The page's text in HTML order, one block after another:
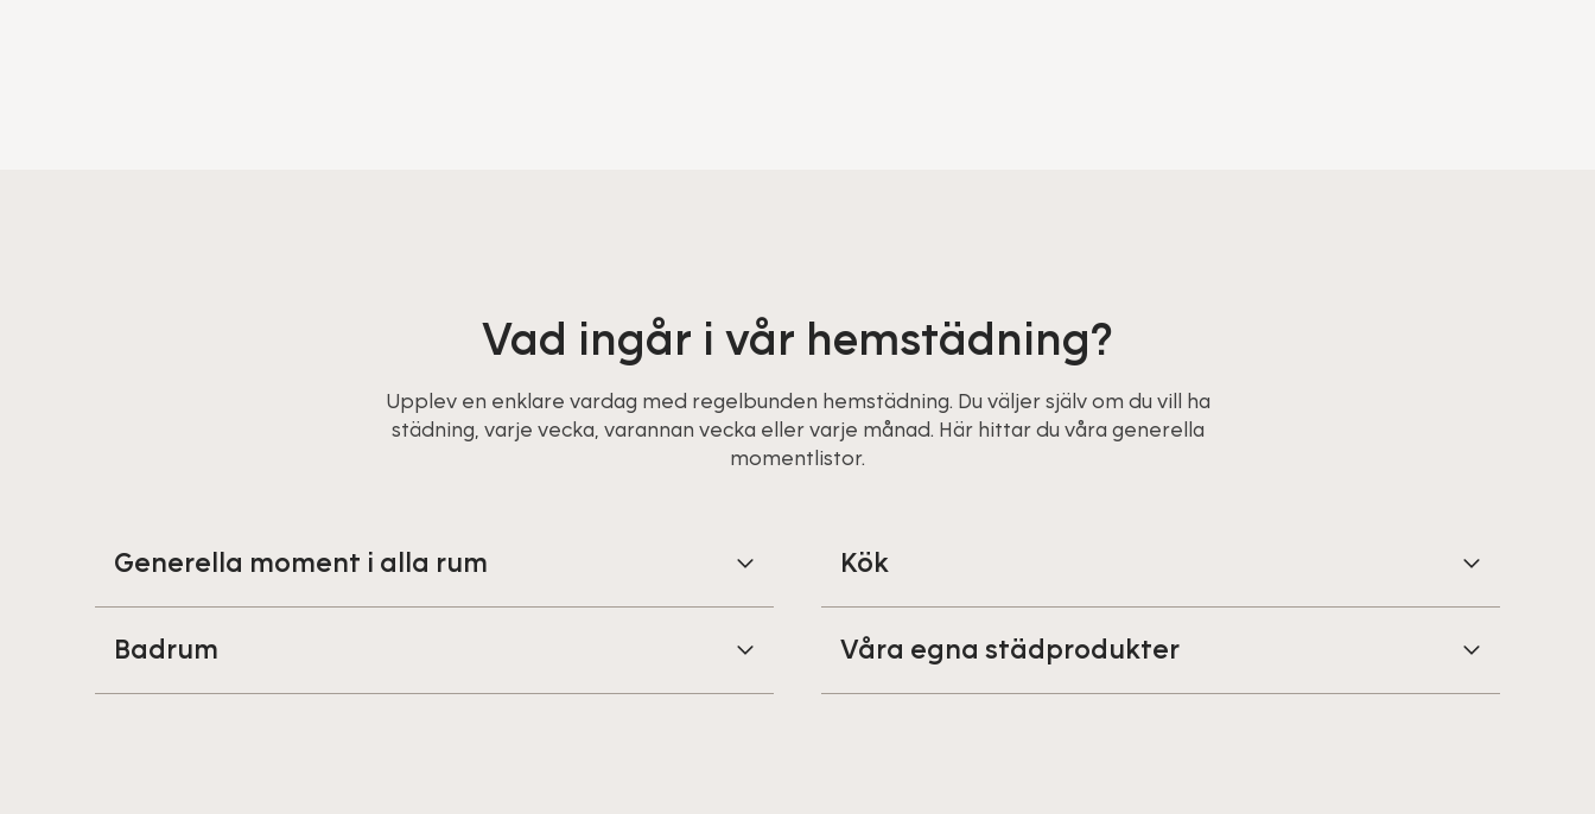
Vad ingår i vår hemstädning?
Upplev en enklare vardag med regelbunden hemstädning. Du väljer själv om du vill ha
städning, varje vecka, varannan vecka eller varje månad. Här hittar du våra generella
momentlistor.
Generella moment i alla rum
Badrum
Kök
Våra egna städprodukter